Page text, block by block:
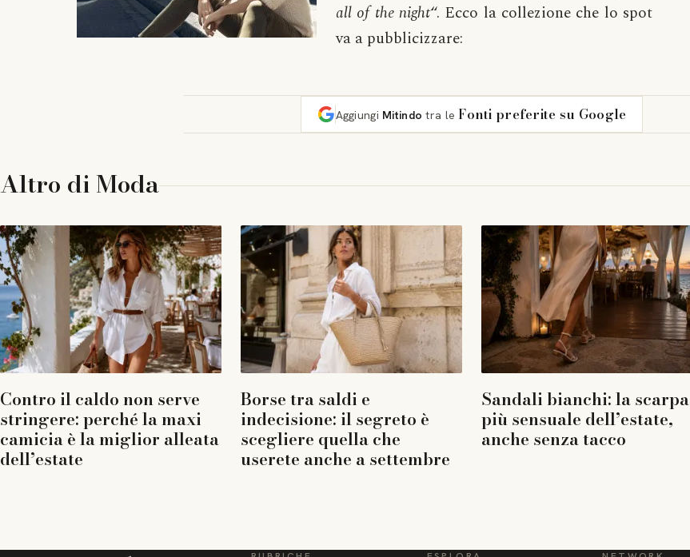
all of the night“. Ecco la collezione che lo spot
va a pubblicizzare:
Aggiungi Mitindo tra le Fonti preferite su Google
Altro diModa
Contro il caldo non serve
stringere: perché la maxi
camicia è la miglior alleata
dell’estate
Borse tra saldi e
indecisione: il segreto è
scegliere quella che
userete anche a settembre
Sandali bianchi: la scarpa
più sensuale dell’estate,
anche senza tacco